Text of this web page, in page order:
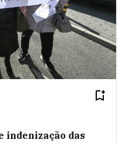
indenização das